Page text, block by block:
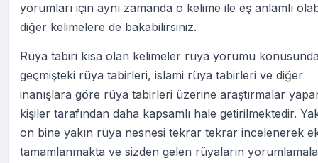
yorumları için aynı zamanda o kelime ile eş anlamlı
diğer kelimelere de bakabilirsiniz.
Rüya tabiri kısa olan kelimeler rüya yorumu
geçmişteki rüya tabirleri, islami rüya tabirleri ve diğer
inanışlara göre rüya tabirleri üzerine araştırmalar
kişiler tarafından daha kapsamlı hale getirilmektedir.
on bine yakın rüya nesnesi tekrar tekrar incelenerek
tamamlanmakta ve sizden gelen rüyaların